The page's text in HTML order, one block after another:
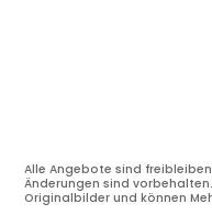
Alle Angebote sind
Änderungen sind
Originalbilder und können